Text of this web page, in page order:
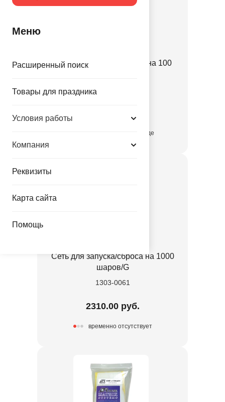
Меню
Расширенный поиск
Товары для праздника
Условия работы
Компания
Реквизиты
Карта сайта
Помощь
Сеть для сброса/запуска на 100
1303-0070
присутствует на складе
Сеть для запуска/сброса на 1000
шаров/G
1303-0061
2310.00 руб.
временно отсутствует